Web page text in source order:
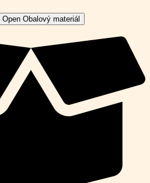
Open Obalový materiál